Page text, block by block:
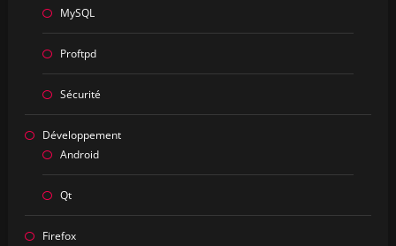
MySQL
Proftpd
Sécurité
Développement
Android
Qt
Firefox